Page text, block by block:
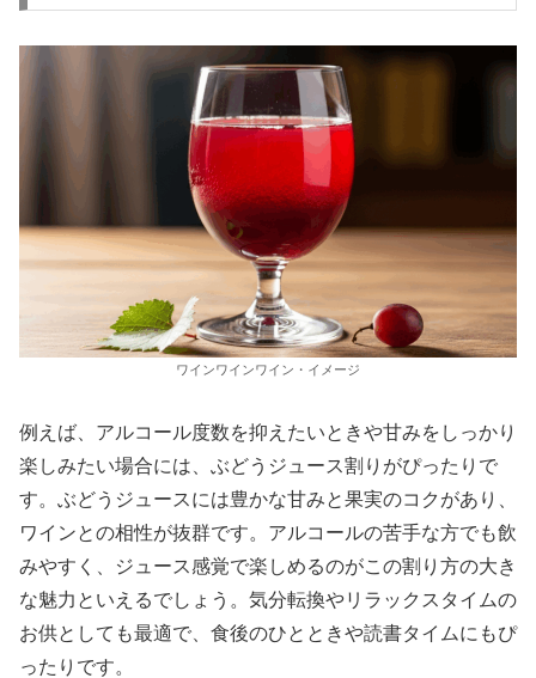
ワインワインワイン・イメージ
例えば、アルコール度数を抑えたいときや甘みをしっかり
楽しみたい場合には、ぶどうジュース割りがぴったりで
す。ぶどうジュースには豊かな甘みと果実のコクがあり、
ワインとの相性が抜群です。アルコールの苦手な方でも飲
みやすく、ジュース感覚で楽しめるのがこの割り方の大き
な魅力といえるでしょう。気分転換やリラックスタイムの
お供としても最適で、食後のひとときや読書タイムにもぴ
ったりです。